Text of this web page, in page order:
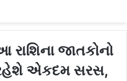
જાતકોનો
એકદમ સરસ,